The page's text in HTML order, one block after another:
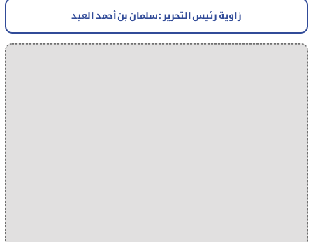
زاوية رئيس التحرير : سلمان بن أحمد العيد